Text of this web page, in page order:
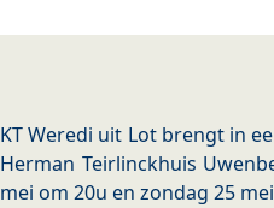
KT Weredi uit Lot brengt in
Herman Teirlinckhuis
mei om 20u en zondag 25